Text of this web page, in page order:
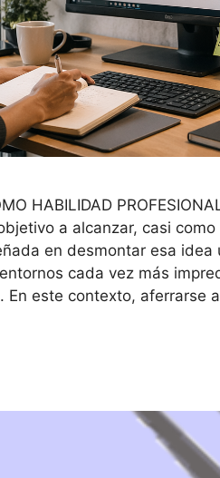
HABILIDAD
a alcanzar, casi
en desmontar esa
cada vez más
En este contexto, aferrarse